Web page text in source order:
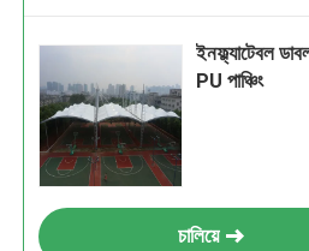
ইনফ্ল্যাটেবল
PU পাঞ্চিং
চালিয়ে